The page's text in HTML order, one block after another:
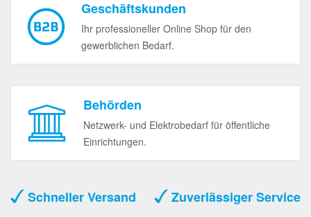
Geschäftskunden
Ihr professioneller Online Shop für den
gewerblichen Bedarf.
Behörden
Netzwerk- und Elektrobedarf für öffentliche
Einrichtungen.
Schneller Versand
Zuverlässiger Service